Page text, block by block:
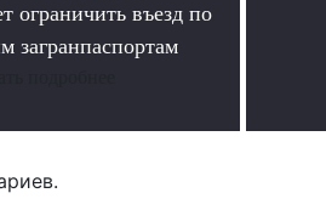
ограничить въезд по
загранпаспортам